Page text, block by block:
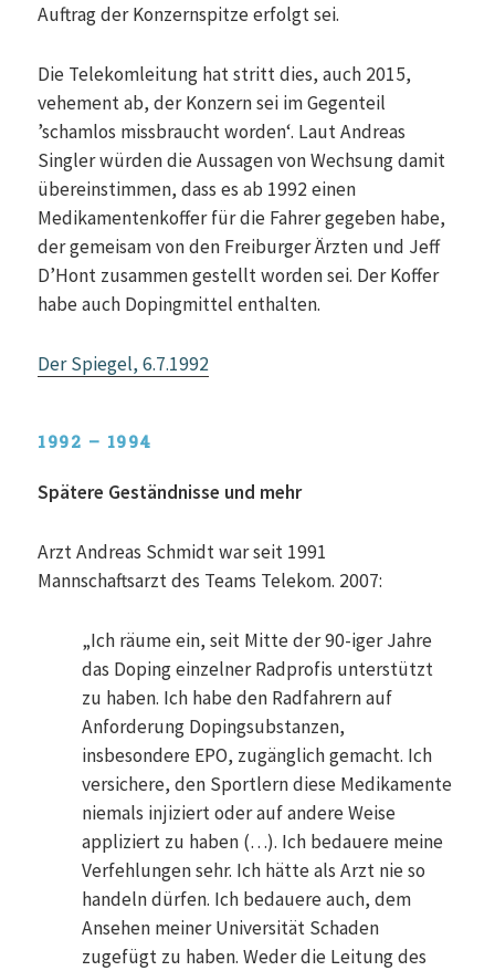
Auftrag der Konzernspitze erfolgt sei.
Die Telekomleitung hat stritt dies, auch 2015,
vehement ab, der Konzern sei im Gegenteil
’schamlos missbraucht worden‘. Laut Andreas
Singler würden die Aussagen von Wechsung damit
übereinstimmen, dass es ab 1992 einen
Medikamentenkoffer für die Fahrer gegeben habe,
der gemeisam von den Freiburger Ärzten und Jeff
D’Hont zusammen gestellt worden sei. Der Koffer
habe auch Dopingmittel enthalten.
Der Spiegel, 6.7.1992
1992 – 1994
Spätere Geständnisse und mehr
Arzt Andreas Schmidt war seit 1991
Mannschaftsarzt des Teams Telekom. 2007:
„Ich räume ein, seit Mitte der 90-iger Jahre
das Doping einzelner Radprofis unterstützt
zu haben. Ich habe den Radfahrern auf
Anforderung Dopingsubstanzen,
insbesondere EPO, zugänglich gemacht. Ich
versichere, den Sportlern diese Medikamente
niemals injiziert oder auf andere Weise
appliziert zu haben (…). Ich bedauere meine
Verfehlungen sehr. Ich hätte als Arzt nie so
handeln dürfen. Ich bedauere auch, dem
Ansehen meiner Universität Schaden
zugefügt zu haben. Weder die Leitung des